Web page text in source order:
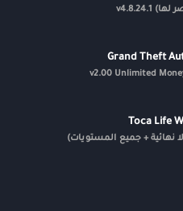
v2.00 Unlimited